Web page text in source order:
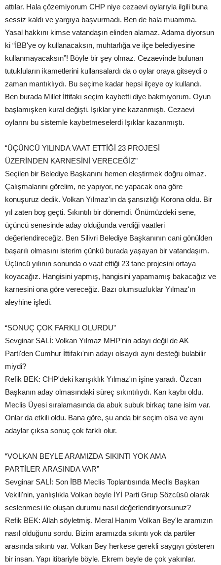
attılar. Hala çözemiyorum CHP niye cezaevi oylarıyla ilgili buna
sessiz kaldı ve yargıya başvurmadı. Ben de hala muamma.
Yasal hakkını kimse vatandaşın elinden alamaz. Adama diyorsun
ki “İBB'ye oy kullanacaksın, muhtarlığa ve ilçe belediyesine
kullanmayacaksın”! Böyle bir şey olmaz. Cezaevinde bulunan
tutukluların ikametlerini kullansalardı da o oylar oraya gitseydi o
zaman mantıklıydı. Bu seçime kadar hepsi ilçeye oy kullandı.
Ben burada Millet İttifakı seçim kaybetti diye bakmıyorum. Oyun
başlamışken kural değişti. Işıklar yine kazanmıştı. Cezaevi
oylarını bu sistemle kaybetmeselerdi Işıklar kazanmıştı.
“ÜÇÜNCÜ YILINDA VAAT ETTİĞİ 23 PROJESİ
ÜZERİNDEN KARNESİNİ VERECEĞİZ”
Seçilen bir Belediye Başkanını hemen eleştirmek doğru olmaz.
Çalışmalarını görelim, ne yapıyor, ne yapacak ona göre
konuşuruz dedik. Volkan Yılmaz'ın da şansızlığı Korona oldu. Bir
yıl zaten boş geçti. Sıkıntılı bir dönemdi. Önümüzdeki sene,
üçüncü senesinde aday olduğunda verdiği vaatleri
değerlendireceğiz. Ben Silivri Belediye Başkanının cani gönülden
başarılı olmasını isterim çünkü burada yaşayan bir vatandaşım.
Üçüncü yılının sonunda o vaat ettiği 23 tane projesini ortaya
koyacağız. Hangisini yapmış, hangisini yapamamış bakacağız ve
karnesini ona göre vereceğiz. Bazı olumsuzluklar Yılmaz'ın
aleyhine işledi.
“SONUÇ ÇOK FARKLI OLURDU”
Sevginar SALİ: Volkan Yılmaz MHP'nin adayı değil de AK
Parti'den Cumhur İttifakı'nın adayı olsaydı aynı desteği bulabilir
miydi?
Refik BEK: CHP'deki karışıklık Yılmaz'ın işine yaradı. Özcan
Başkanın aday olmasındaki süreç sıkıntılıydı. Kan kaybı oldu.
Meclis Üyesi sıralamasında da abuk subuk birkaç tane isim var.
Onlar da etkili oldu. Bana göre, şu anda bir seçim olsa ve aynı
adaylar çıksa sonuç çok farklı olur.
“VOLKAN BEYLE ARAMIZDA SIKINTI YOK AMA
PARTİLER ARASINDA VAR”
Sevginar SALİ: Son İBB Meclis Toplantısında Meclis Başkan
Vekili'nin, yanlışlıkla Volkan beyle İYİ Parti Grup Sözcüsü olarak
seslenmesi ile oluşan durumu nasıl değerlendiriyorsunuz?
Refik BEK: Allah söyletmiş. Meral Hanım Volkan Bey'le aramızın
nasıl olduğunu sordu. Bizim aramızda sıkıntı yok da partiler
arasında sıkıntı var. Volkan Bey herkese gerekli saygıyı gösteren
bir insan. Yapı itibariyle böyle. Ekrem beyle de çok yakınlar.